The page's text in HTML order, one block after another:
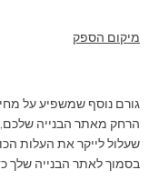
מיקום הספק
גורם נוסף שמשפיע על
הרחק מאתר הבנייה שלכם,
שעלול לייקר את העלות
בסמוך לאתר הבנייה שלך